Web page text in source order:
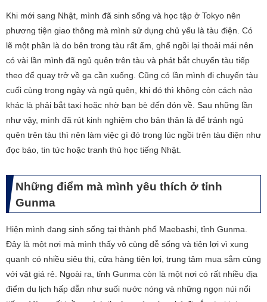
Khi mới sang Nhật, mình đã sinh sống và học tập ở Tokyo nên
phương tiện giao thông mà mình sử dụng chủ yếu là tàu điện. Có
lẽ một phần là do bên trong tàu rất ấm, ghế ngồi lại thoải mái nên
có vài lần mình đã ngủ quên trên tàu và phát bắt chuyến tàu tiếp
theo để quay trở về ga cần xuống. Cũng có lần mình đi chuyến tàu
cuối cùng trong ngày và ngủ quên, khi đó thì không còn cách nào
khác là phải bắt taxi hoặc nhờ bạn bè đến đón về. Sau những lần
như vậy, mình đã rút kinh nghiệm cho bản thân là để tránh ngủ
quên trên tàu thì nên làm việc gì đó trong lúc ngồi trên tàu điện như
đọc báo, tin tức hoặc tranh thủ học tiếng Nhật.
Những điểm mà mình yêu thích ở tỉnh
Gunma
Hiện mình đang sinh sống tại thành phố Maebashi, tỉnh Gunma.
Đây là một nơi mà mình thấy vô cùng dễ sống và tiện lợi vì xung
quanh có nhiều siêu thị, cửa hàng tiện lợi, trung tâm mua sắm cùng
với vật giá rẻ. Ngoài ra, tỉnh Gunma còn là một nơi có rất nhiều địa
điểm du lịch hấp dẫn như suối nước nóng và những ngọn núi nổi